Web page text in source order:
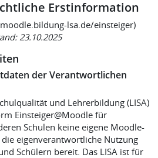
Erstinformation
lsa.de/einsteiger)
23.10.2025
der Verantwortlichen
und Lehrerbildung (LISA)
Einsteiger@Moodle für
Schulen keine eigene Moodle-
eigenverantwortliche Nutzung
Schülern bereit. Das LISA ist für